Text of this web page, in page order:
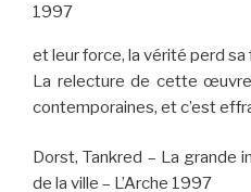
1997
et leur force, la vérité perd
La relecture de cette
contemporaines, et c’est
Dorst, Tankred – La grande
de la ville – L’Arche 1997